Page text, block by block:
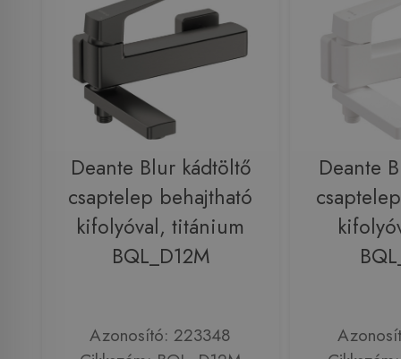
Deante Blur kádtöltő
csaptelep behajtható
kifolyóval, titánium
BQL_D12M
Azonosító: 223348
Deante